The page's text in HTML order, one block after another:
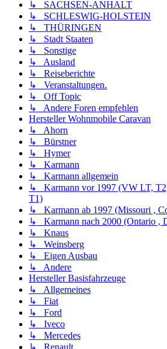
↳ SACHSEN-ANHALT
↳ SCHLESWIG-HOLSTEIN
↳ THÜRINGEN
↳ Stadt Staaten
↳ Sonstige
↳ Ausland
↳ Reiseberichte
↳ Veranstaltungen.
↳ Off Topic
↳ Andere Foren empfehlen
Hersteller Wohnmobile Caravan
↳ Ahorn
↳ Bürstner
↳ Hymer
↳ Karmann
↳ Karmann allgemein
↳ Karmann vor 1997 (VW LT,
T1)
↳ Karmann ab 1997 (Missouri ,
↳ Karmann nach 2000 (Ontario ,
↳ Knaus
↳ Weinsberg
↳ Eigen Ausbau
↳ Andere
Hersteller Basisfahrzeuge
↳ Allgemeines
↳ Fiat
↳ Ford
↳ Iveco
↳ Mercedes